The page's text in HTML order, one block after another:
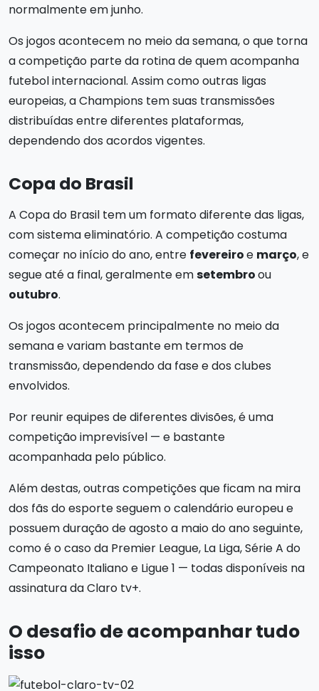
normalmente em junho.
Os jogos acontecem no meio da semana, o que torna
a competição parte da rotina de quem acompanha
futebol internacional. Assim como outras ligas
europeias, a Champions tem suas transmissões
distribuídas entre diferentes plataformas,
dependendo dos acordos vigentes.
Copa do Brasil
A Copa do Brasil tem um formato diferente das ligas,
com sistema eliminatório. A competição costuma
começar no início do ano, entre fevereiroe março, e
segue até a final, geralmente emsetembroou
outubro.
Os jogos acontecem principalmente no meio da
semana e variam bastante em termos de
transmissão, dependendo da fase e dos clubes
envolvidos.
Por reunir equipes de diferentes divisões, é uma
competição imprevisível — e bastante
acompanhada pelo público.
Além destas, outras competições que ficam na mira
dos fãs do esporte seguem o calendário europeu e
possuem duração de agosto a maio do ano seguinte,
como é o caso da Premier League, La Liga, Série A do
Campeonato Italiano e Ligue 1 — todas disponíveis na
assinatura da Claro tv+.
O desafio de acompanhar tudo
isso